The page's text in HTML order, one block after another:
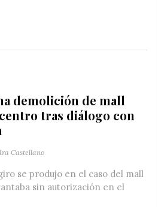
demolición de mall
tras diálogo con
Castellano
se produjo en el caso del mall
sin autorización en el